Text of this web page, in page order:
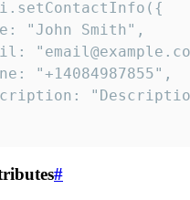
"John Smith",
"+14084987855",
#